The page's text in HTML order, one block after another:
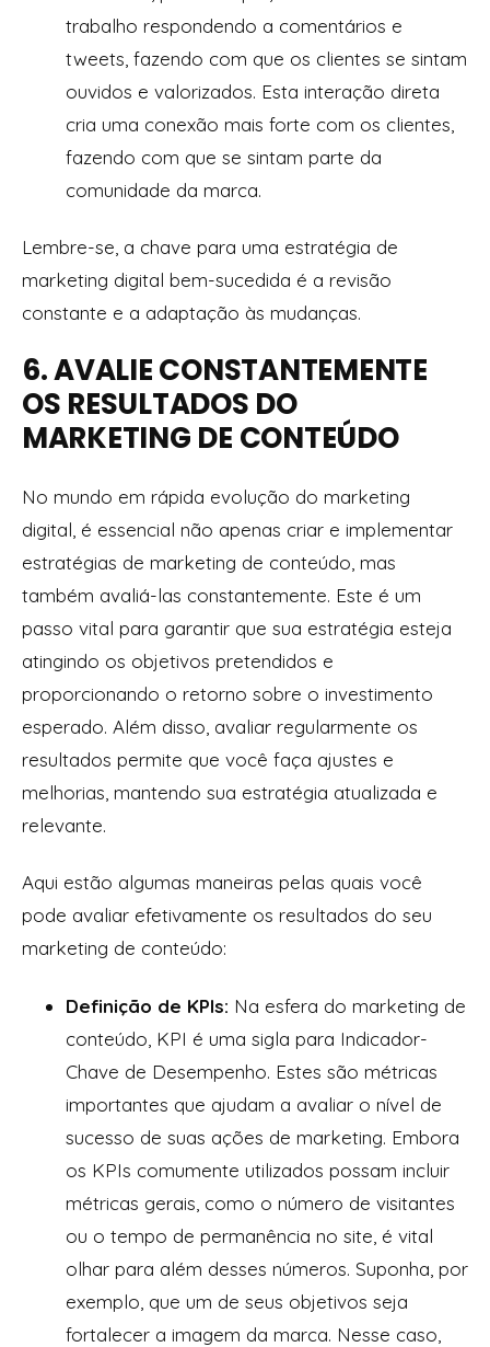
trabalho respondendo a comentários e
tweets, fazendo com que os clientes se sintam
ouvidos e valorizados. Esta interação direta
cria uma conexão mais forte com os clientes,
fazendo com que se sintam parte da
comunidade da marca.
Lembre-se, a chave para uma estratégia de
marketing digital bem-sucedida é a revisão
constante e a adaptação às mudanças.
6. AVALIE CONSTANTEMENTE
OS RESULTADOS DO
MARKETING DE CONTEÚDO
No mundo em rápida evolução do marketing
digital, é essencial não apenas criar e implementar
estratégias de marketing de conteúdo, mas
também avaliá-las constantemente. Este é um
passo vital para garantir que sua estratégia esteja
atingindo os objetivos pretendidos e
proporcionando o retorno sobre o investimento
esperado. Além disso, avaliar regularmente os
resultados permite que você faça ajustes e
melhorias, mantendo sua estratégia atualizada e
relevante.
Aqui estão algumas maneiras pelas quais você
pode avaliar efetivamente os resultados do seu
marketing de conteúdo:
Definição de KPIs: Na esfera do marketing de
conteúdo, KPI é uma sigla para Indicador-
Chave de Desempenho. Estes são métricas
importantes que ajudam a avaliar o nível de
sucesso de suas ações de marketing. Embora
os KPIs comumente utilizados possam incluir
métricas gerais, como o número de visitantes
ou o tempo de permanência no site, é vital
olhar para além desses números. Suponha, por
exemplo, que um de seus objetivos seja
fortalecer a imagem da marca. Nesse caso,